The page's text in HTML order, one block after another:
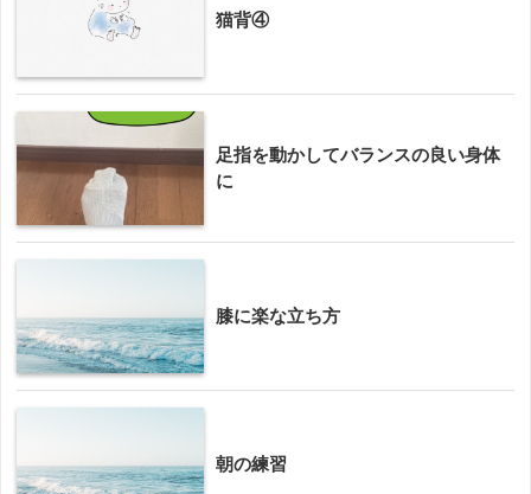
猫背④
足指を動かしてバランスの良い身体
に
膝に楽な立ち方
朝の練習